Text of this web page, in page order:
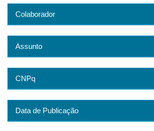
Colaborador
Assunto
CNPq
Data de Publicação